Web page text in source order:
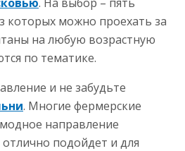
которых можно проехать за
на любую возрастную
по тематике.
и не забудьте
. Многие фермерские
направление
подойдет и для